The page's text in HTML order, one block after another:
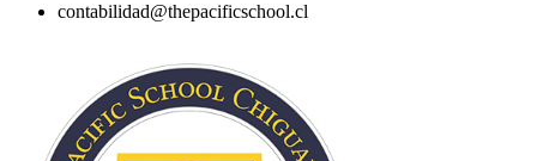
contabilidad@thepacificschool.cl